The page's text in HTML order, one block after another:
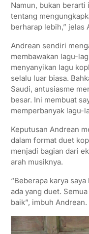
Namun, bukan berarti
tentang
berharap lebih,” jelas
Andrean sendiri
membawakan lagu-
menyanyikan lagu
selalu luar biasa.
Saudi, antusiasme
besar. Ini membuat
memperbanyak lagu-
Keputusan Andrean
dalam format duet
menjadi bagian dari
arah musiknya.
“Beberapa karya
ada yang duet.
baik”, imbuh Andrean.